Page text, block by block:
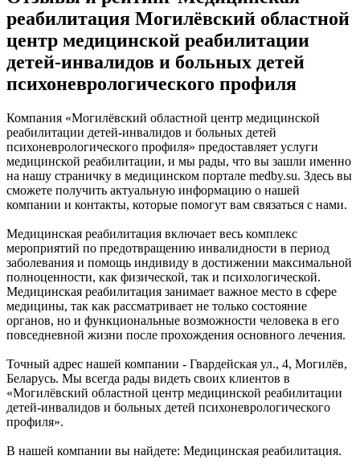
реабилитация Могилёвский областной
центр медицинской реабилитации
детей-инвалидов и больных детей
психоневрологического профиля
Компания «Могилёвский областной центр медицинской
реабилитации детей-инвалидов и больных детей
психоневрологического профиля» предоставляет услуги
медицинской реабилитации, и мы рады, что вы зашли именно
на нашу страничку в медицинском портале medby.su. Здесь вы
сможете получить актуальную информацию о нашей
компании и контакты, которые помогут вам связаться с нами.
Медицинская реабилитация включает весь комплекс
мероприятий по предотвращению инвалидности в период
заболевания и помощь индивиду в достижении максимальной
полноценности, как физической, так и психологической.
Медицинская реабилитация занимает важное место в сфере
медицины, так как рассматривает не только состояние
органов, но и функциональные возможности человека в его
повседневной жизни после прохождения основного лечения.
Точный адрес нашей компании - Гвардейская ул., 4, Могилёв,
Беларусь. Мы всегда рады видеть своих клиентов в
«Могилёвский областной центр медицинской реабилитации
детей-инвалидов и больных детей психоневрологического
профиля».
В нашей компании вы найдете: Медицинская реабилитация.